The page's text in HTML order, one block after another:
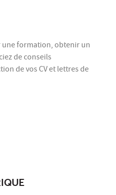
formation, obtenir un
de conseils
de vos CV et lettres de